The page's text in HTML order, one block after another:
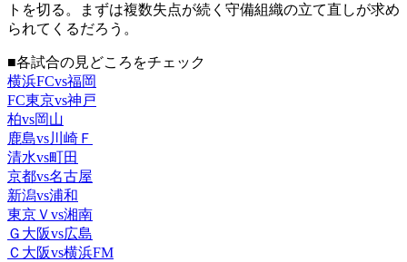
トを切る。まずは複数失点が続く守備組織の立て直しが求め
られてくるだろう。
■各試合の見どころをチェック
横浜FCvs福岡
FC東京vs神戸
柏vs岡山
鹿島vs川崎Ｆ
清水vs町田
京都vs名古屋
新潟vs浦和
東京Ｖvs湘南
Ｇ大阪vs広島
Ｃ大阪vs横浜FM